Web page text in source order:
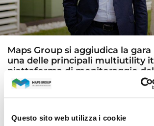
Questo sito web utilizza i cookie
Maps Group si aggiudica la
una delle principali multiutility
piattaforma di monitoraggio
energetiche rinnovabili
Maps Group si è aggiudicata la gara
piattaforma di monitoraggio dei